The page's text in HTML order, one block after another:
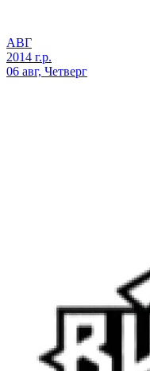
АВГ
2014 г.р.
06 авг, Четверг